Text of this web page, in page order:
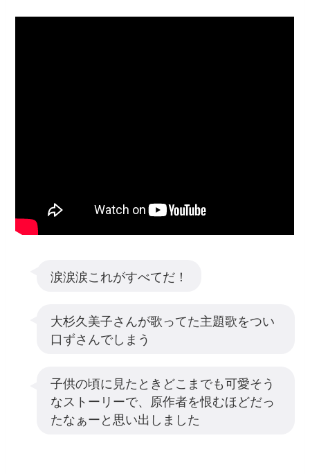
涙涙涙これがすべてだ！
大杉久美子さんが歌ってた主題歌をつい
口ずさんでしまう
子供の頃に見たときどこまでも可愛そう
なストーリーで、原作者を恨むほどだっ
たなぁーと思い出しました